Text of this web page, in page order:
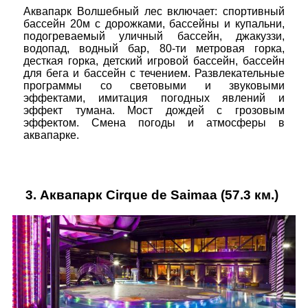
Аквапарк Волшебный лес включает: спортивный
бассейн 20м с дорожками, бассейны и купальни,
подогреваемый уличный бассейн, джакуззи,
водопад, водный бар, 80-ти метровая горка,
десткая горка, детский игровой бассейн, бассейн
для бега и бассейн с течением. Развлекательные
программы со световыми и звуковыми
эффектами, имитация погодных явлений и
эффект тумана. Мост дождей с грозовым
эффектом. Смена погоды и атмосферы в
аквапарке.
3. Аквапарк Cirque de Saimaa(57.3 км.)